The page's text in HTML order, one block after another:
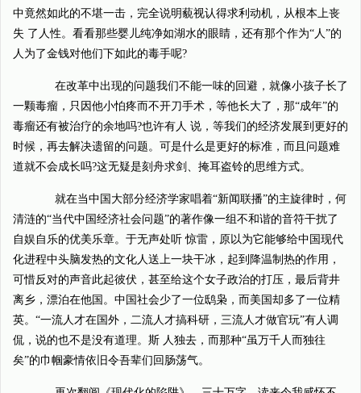
中竟然如此的不堪一击，完全说明藐视认得求利动机，从根本上丧
失 了人性。看看那些婴儿纯净如湖水的眼睛，还有那个作为“人”的
人为了金钱对他们下如此的毒手呢?
在改革中出现的问题我们不能一味的回避，就像小孩子长了
一颗毒瘤，只因他小怕疼而不开刀手术，等他长大了，那“成年”的
毒瘤还有被治疗的余地吗?也许有人 说，等我们的经济发展到更好的
时候，再去解决遗留的问题。可是什么是更好的标准，而且问题难
道就不会成长吗?这无疑是刻舟求剑、掩耳盗铃的思维方式。
就在当中国大部分经济学家唱着“新闻联播”的主旋律时，何
清涟的“当代中国经济社会问题”的著作像一组不和谐的音符干扰了
自娱自乐的优美乐章。于无声处听 惊雷，原以为它能够给中国现代
化进程中头脑发热的文化人送上一块干冰，起到降温制热的作用，
可惜反对的声音此起彼伏，甚至给这个女子政治的打压，最后背井
离乡，漂泊在他国。中国社会少了一位鸱枭，而美国却多了一位精
英。“一流人才在国外，二流人才搞科研，三流人才做官玩”有人调
侃，说的也不是没有道理。斯 人独去，而那种“虽万千人而独往
矣”的巾帼豪情依旧令吾辈们回肠荡气。